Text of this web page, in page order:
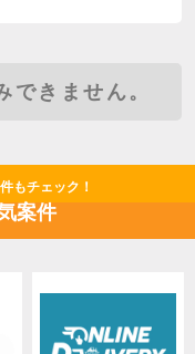
できません。
もチェック！
案件